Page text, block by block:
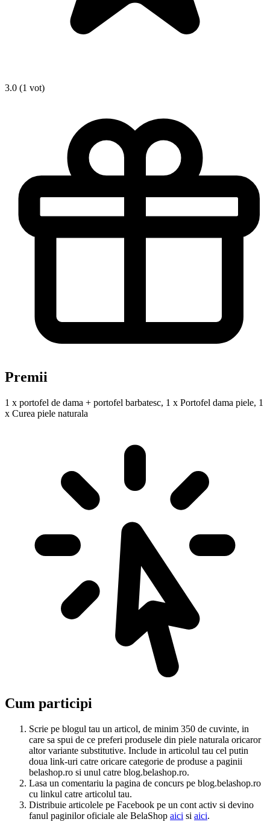
3.0 (1 vot)
Premii
1 x portofel de dama + portofel barbatesc, 1 x Portofel dama piele, 1
x Curea piele naturala
Cum participi
Scrie pe blogul tau un articol, de minim 350 de cuvinte, in
care sa spui de ce preferi produsele din piele naturala oricaror
altor variante substitutive. Include in articolul tau cel putin
doua link-uri catre oricare categorie de produse a paginii
belashop.ro si unul catre blog.belashop.ro.
Lasa un comentariu la pagina de concurs pe blog.belashop.ro
cu linkul catre articolul tau.
Distribuie articolele pe Facebook pe un cont activ si devino
fanul paginilor oficiale ale BelaShop aici si aici.